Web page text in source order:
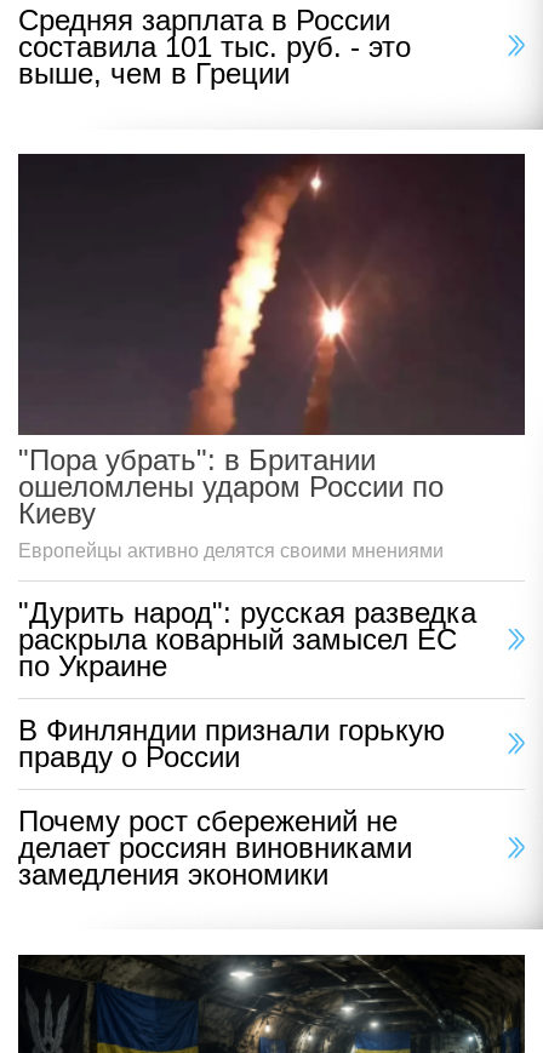
Средняя зарплата в России
составила 101 тыс. руб. - это
выше, чем в Греции
"Пора убрать": в Британии
ошеломлены ударом России по
Киеву
Европейцы активно делятся своими мнениями
"Дурить народ": русская разведка
раскрыла коварный замысел ЕС
по Украине
В Финляндии признали горькую
правду о России
Почему рост сбережений не
делает россиян виновниками
замедления экономики